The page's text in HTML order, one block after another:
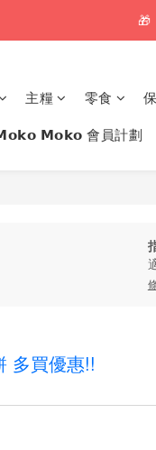
🎁
主糧 零食
𝗠𝗼𝗸𝗼 會員計劃
多買優惠!!